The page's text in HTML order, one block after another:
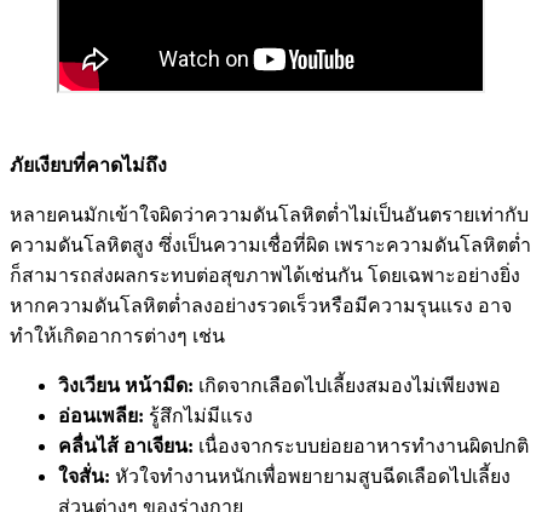
ภัยเงียบที่คาดไม่ถึง
หลายคนมักเข้าใจผิดว่าความดันโลหิตต่ำไม่เป็นอันตรายเท่ากับ
ความดันโลหิตสูง ซึ่งเป็นความเชื่อที่ผิด เพราะความดันโลหิตต่ำ
ก็สามารถส่งผลกระทบต่อสุขภาพได้เช่นกัน โดยเฉพาะอย่างยิ่ง
หากความดันโลหิตต่ำลงอย่างรวดเร็วหรือมีความรุนแรง อาจ
ทำให้เกิดอาการต่างๆ เช่น
วิงเวียน หน้ามืด: เกิดจากเลือดไปเลี้ยงสมองไม่เพียงพอ
อ่อนเพลีย: รู้สึกไม่มีแรง
คลื่นไส้ อาเจียน: เนื่องจากระบบย่อยอาหารทำงานผิดปกติ
ใจสั่น: หัวใจทำงานหนักเพื่อพยายามสูบฉีดเลือดไปเลี้ยง
ส่วนต่างๆ ของร่างกาย